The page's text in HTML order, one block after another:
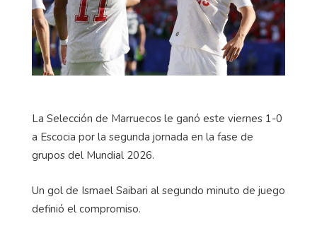
La Selección de Marruecos le ganó este viernes 1-0
a Escocia por la segunda jornada en la fase de
grupos del Mundial 2026.
Un gol de Ismael Saibari al segundo minuto de juego
definió el compromiso.